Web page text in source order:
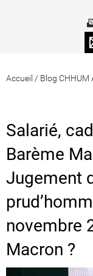
Accueil / Blog CHHUM
Salarié,
Barème
Jugement
novembre
Macron ?